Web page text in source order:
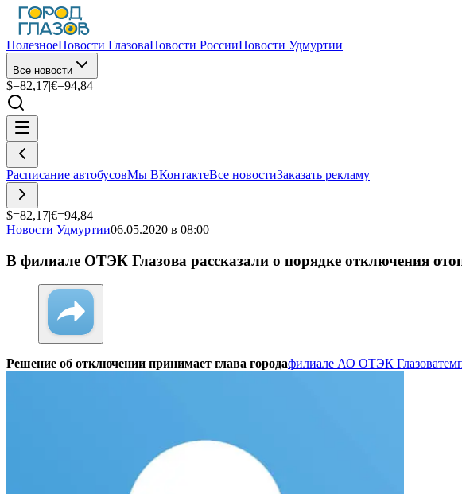
ПолезноеНовости ГлазоваНовости РоссииНовости Удмуртии
Все новости
$=82,17|€=94,84
Расписание автобусовМы ВКонтактеВсе новостиЗаказать рекламу
$=82,17|€=94,84
Новости Удмуртии06.05.2020 в 08:00
В филиале ОТЭК Глазова рассказали о порядке отключения
Решение об отключении принимает глава городафилиале АО ОТЭК Глазова